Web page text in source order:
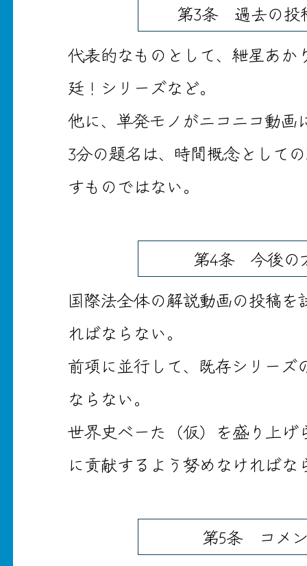
第3条 過去の投
代表的なものとして、紲星あか
廷！シリーズなど。
他に、単発モノがニコニコ動画
3分の題名は、時間概念として
すものではない。
第4条 今後の
国際法全体の解説動画の投稿
ればならない。
前項に並行して、既存シリーズ
ならない。
世界史ベーた（仮）を盛り上げ
に貢献するよう努めなければな
第5条 コメ